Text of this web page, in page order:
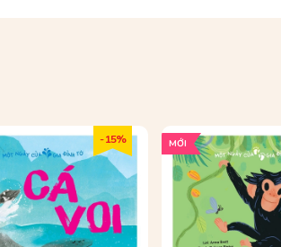
- 15% MỚI